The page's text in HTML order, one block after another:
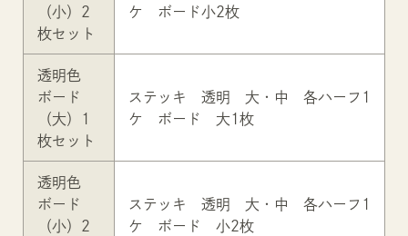
（小）2
枚セット
ケ ボード小2枚
透明色
ボード
（大）1
枚セット
ステッキ 透明 大・中 各ハーフ1
ケ ボード 大1枚
透明色
ボード
（小）2
ステッキ 透明 大・中 各ハーフ1
ケ ボード 小2枚